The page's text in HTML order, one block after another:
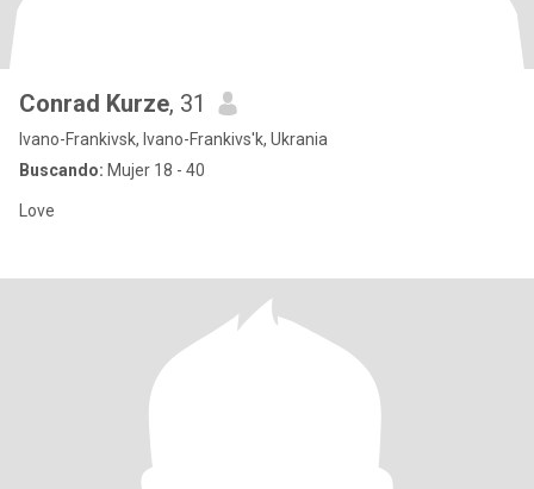
Conrad Kurze, 31
Ivano-Frankivsk, Ivano-Frankivs'k, Ukrania
Buscando: Mujer 18 - 40
Love